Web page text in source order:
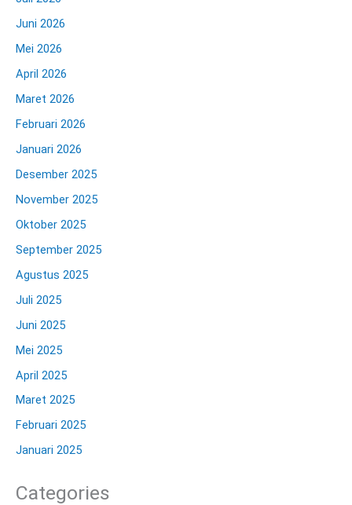
Juni 2026
Mei 2026
April 2026
Maret 2026
Februari 2026
Januari 2026
Desember 2025
November 2025
Oktober 2025
September 2025
Agustus 2025
Juli 2025
Juni 2025
Mei 2025
April 2025
Maret 2025
Februari 2025
Januari 2025
Categories